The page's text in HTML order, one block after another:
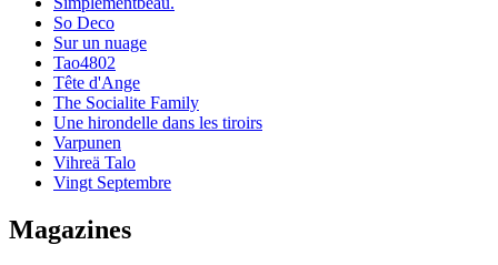
So Deco
Sur un nuage
Tao4802
Tête d'Ange
The Socialite Family
Une hirondelle dans les tiroirs
Varpunen
Vihreä Talo
Vingt Septembre
Magazines